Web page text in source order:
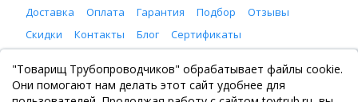
Доставка
Оплата Гарантия Подбор
Отзывы
Скидки
Контакты Блог Сертификаты
ООО "Товарищ Трубопроводчиков"
Москва, Рязанский проспект 8, с. 2
+7 (495) 065-46-75
"Товарищ Трубопроводчиков" обрабатывает файлы cookie.
Они помогают нам делать этот сайт удобнее для